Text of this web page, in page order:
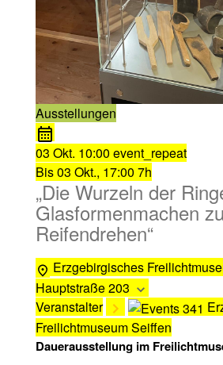
Ausstellungen
03 Okt. 10:00 event_repeat
Bis03 Okt., 17:00 7h
„Die Wurzeln der
Glasformenmachen
Reifendrehen“
Erzgebirgisches
Hauptstraße 203
Veranstalter
Freilichtmuseum Seiffen
Dauerausstellung im